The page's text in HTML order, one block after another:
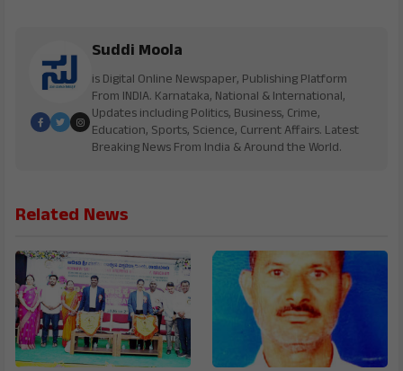
Suddi Moola
is Digital Online Newspaper, Publishing Platform
From INDIA. Karnataka, National & International,
Updates including Politics, Business, Crime,
Education, Sports, Science, Current Affairs. Latest
Breaking News From India & Around the World.
Related News